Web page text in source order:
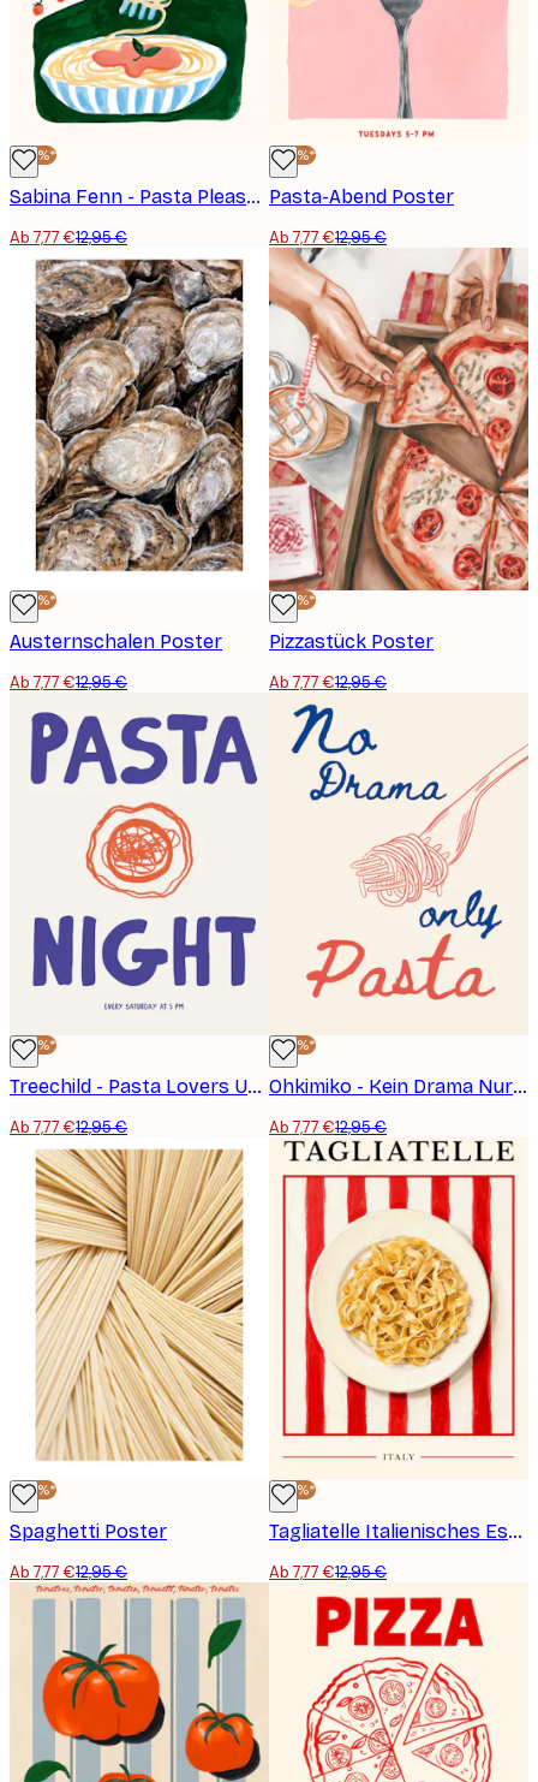
-40%*
Sabina Fenn - Pasta Please Poster
Ab 7,77 €12,95 €
-40%*
Pasta-Abend Poster
Ab 7,77 €12,95 €
-40%*
Austernschalen Poster
Ab 7,77 €12,95 €
-40%*
Pizzastück Poster
Ab 7,77 €12,95 €
-40%*
Treechild - Pasta Lovers Unite! Poster
Ab 7,77 €12,95 €
-40%*
Ohkimiko - Kein Drama Nur Pasta Poster
Ab 7,77 €12,95 €
-40%*
Spaghetti Poster
Ab 7,77 €12,95 €
-40%*
Tagliatelle Italienisches Essen Poster
Ab 7,77 €12,95 €